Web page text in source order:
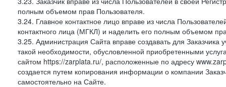
полным объемом прав Пользователя.
3.24. Главное контактное лицо вправе из числа
контактного лица (МГКЛ) и наделить его полным объемом
3.25. Администрация Сайта вправе создавать для
такой необходимости, обусловленной приобретенными
сайтом https://zarplata.ru/, расположенные по адресу
создается путем копирования информации о компании
самостоятельно на Сайте.